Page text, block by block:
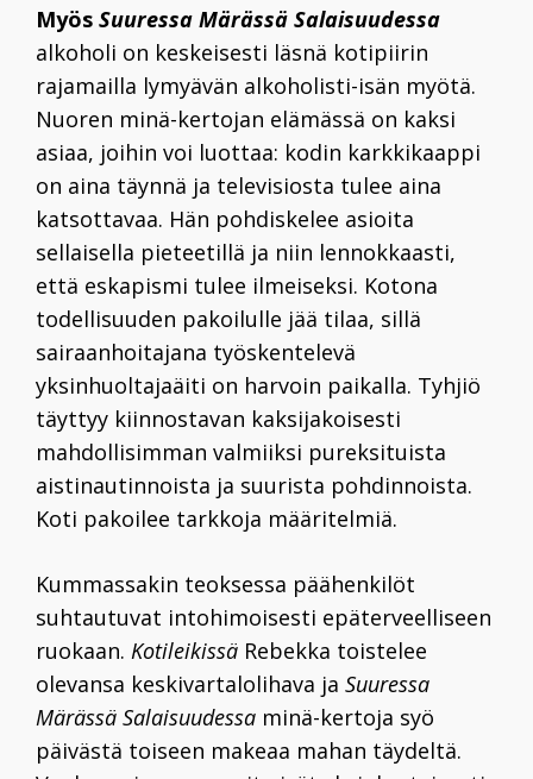
Myös Suuressa Märässä Salaisuudessa
alkoholi on keskeisesti läsnä kotipiirin
rajamailla lymyävän alkoholisti-isän myötä.
Nuoren minä-kertojan elämässä on kaksi
asiaa, joihin voi luottaa: kodin karkkikaappi
on aina täynnä ja televisiosta tulee aina
katsottavaa. Hän pohdiskelee asioita
sellaisella pieteetillä ja niin lennokkaasti,
että eskapismi tulee ilmeiseksi. Kotona
todellisuuden pakoilulle jää tilaa, sillä
sairaanhoitajana työskentelevä
yksinhuoltajaäiti on harvoin paikalla. Tyhjiö
täyttyy kiinnostavan kaksijakoisesti
mahdollisimman valmiiksi pureksituista
aistinautinnoista ja suurista pohdinnoista.
Koti pakoilee tarkkoja määritelmiä.
Kummassakin teoksessa päähenkilöt
suhtautuvat intohimoisesti epäterveelliseen
ruokaan. Kotileikissä Rebekka toistelee
olevansa keskivartalolihava ja Suuressa
Märässä Salaisuudessa minä-kertoja syö
päivästä toiseen makeaa mahan täydeltä.